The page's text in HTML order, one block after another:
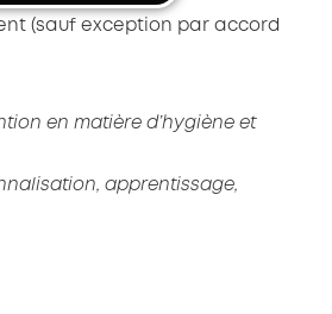
entreprises ressortissantes
(sauf exception par accord
en matière d’hygiène et
apprentissage,